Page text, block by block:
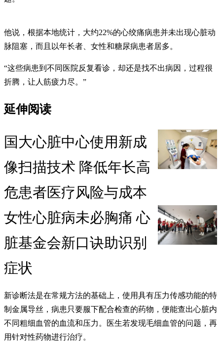
他说，根据本地统计，大约22%的心绞痛病患并未出现心脏动
脉阻塞，而且以年长者、女性和糖尿病患者居多。
“这些病患到不同医院反复看诊，却还是找不出病因，过程很
折腾，让人筋疲力尽。”
延伸阅读
国大心脏中心使用新成
像扫描技术 降低年长高
危患者医疗风险与成本
女性心脏病未必胸痛 心
脏基金会新口诀助识别
症状
新诊断法是在常规方法的基础上，使用具有压力传感功能的特
制金属导丝，病患只要服下配合检查的药物，便能查出心脏内
不同粗细血管的血流和压力。医生若发现毛细血管的问题，再
用针对性药物进行治疗。